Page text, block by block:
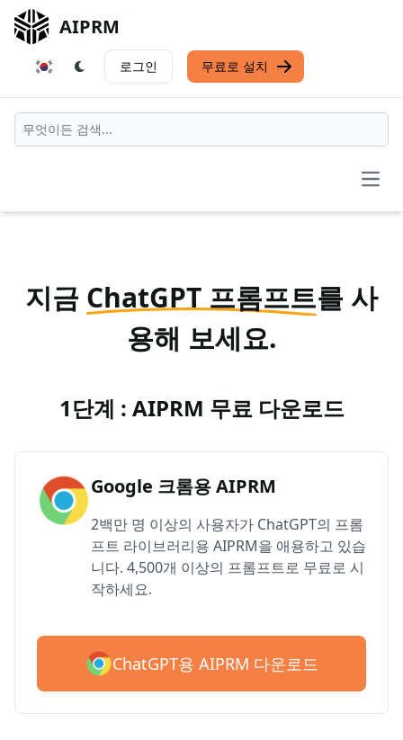
AIPRM
로그인 무료로 설치
지금 ChatGPT 프롬프트를 사
용해 보세요.
1단계 : AIPRM 무료 다운로드
Google 크롬용 AIPRM
2백만 명 이상의 사용자가 ChatGPT의 프롬
프트 라이브러리용 AIPRM을 애용하고 있습
니다. 4,500개 이상의 프롬프트로 무료로 시
작하세요.
ChatGPT용 AIPRM 다운로드